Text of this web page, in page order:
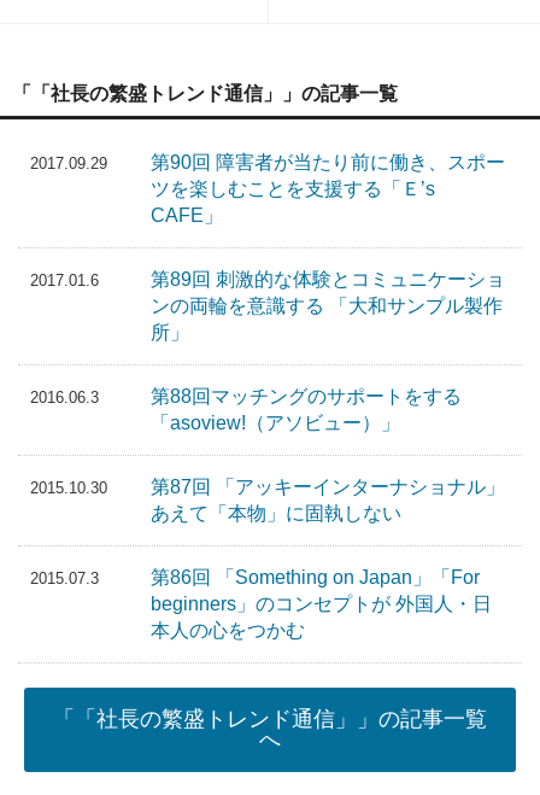
「「社長の繁盛トレンド通信」」の記事一覧
2017.09.29
第90回 障害者が当たり前に働き、スポー
ツを楽しむことを支援する「Ｅ’s
CAFE」
2017.01.6
第89回 刺激的な体験とコミュニケーショ
ンの両輪を意識する 「大和サンプル製作
所」
2016.06.3
第88回マッチングのサポートをする
「asoview!（アソビュー）」
2015.10.30
第87回 「アッキーインターナショナル」
あえて「本物」に固執しない
2015.07.3
第86回 「Something on Japan」「For
beginners」のコンセプトが 外国人・日
本人の心をつかむ
「「社長の繁盛トレンド通信」」の記事一覧
へ